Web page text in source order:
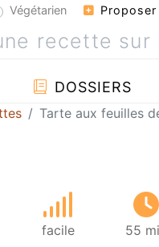
Végétarien
DOSSIERS
Tarte aux feuilles
facile 55